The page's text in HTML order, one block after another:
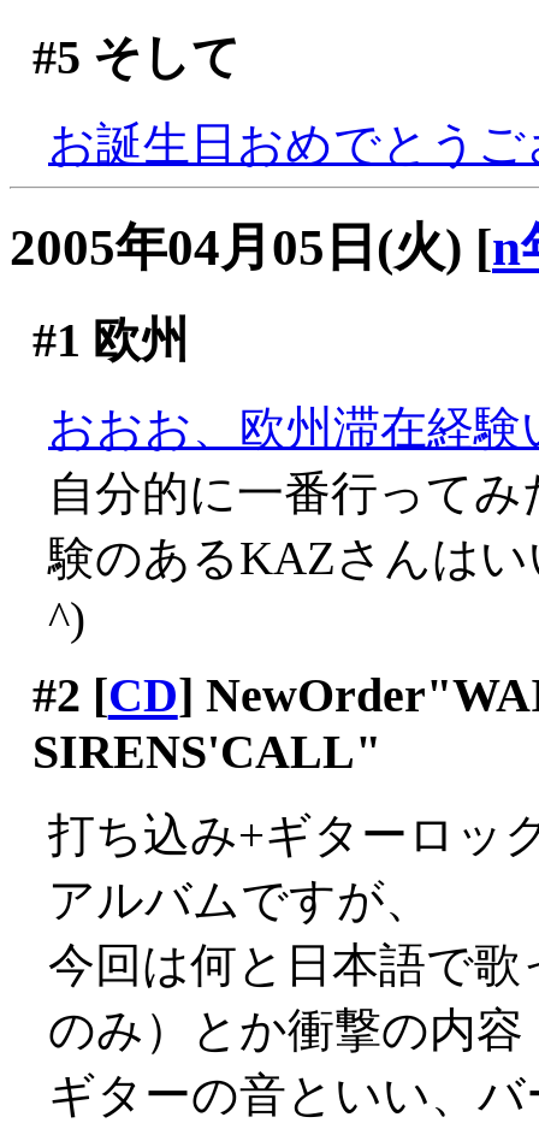
#5 そして
お誕生日おめでとう
2005年04月05日(火) [n
#1 欧州
おおお、欧州滞在経
自分的に一番行って
験のあるKAZさんは
^)
#2 [CD]
SIRENS'CALL"
打ち込み+ギターロッ
アルバムですが、
今回は何と日本語で
のみ）とか衝撃の内容
ギターの音といい、